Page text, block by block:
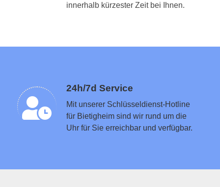
innerhalb kürzester Zeit bei Ihnen.
24h/7d Service
Mit unserer Schlüsseldienst-Hotline
für Bietigheim sind wir rund um die
Uhr für Sie erreichbar und verfügbar.
Schlüsseldienst in der Nähe vermitteln